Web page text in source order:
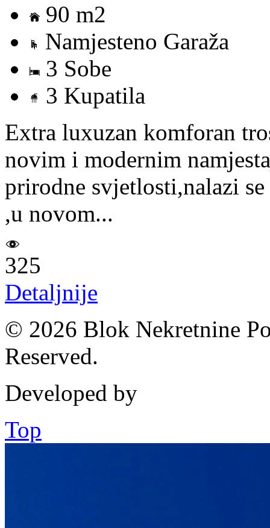
90 m2
Namjesteno Garaža
3 Sobe
3 Kupatila
Extra luxuzan komforan
novim i modernim
prirodne svjetlosti,nalazi
,u novom...
325
Detaljnije
© 2026 Blok Nekretnine
Reserved.
Developed by
Top